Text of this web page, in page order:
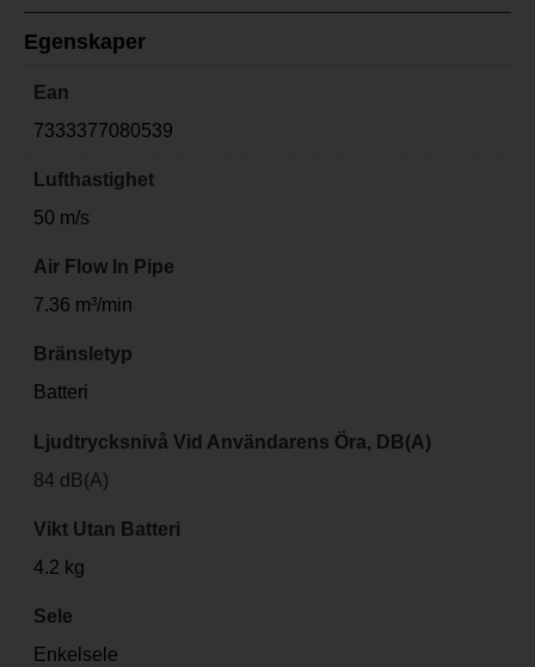
Egenskaper
Ean
7333377080539
Lufthastighet
50 m/s
Air Flow In Pipe
7.36 m³/min
Bränsletyp
Batteri
Ljudtrycksnivå Vid Användarens Öra, DB(A)
84 dB(A)
Vikt Utan Batteri
4.2 kg
Sele
Enkelsele